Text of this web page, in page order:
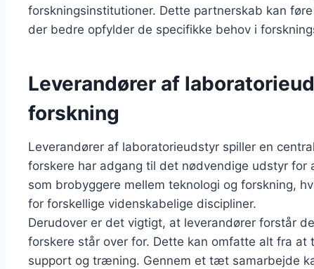
forskningsinstitutioner. Dette partnerskab kan
der bedre opfylder de specifikke behov i
Leverandører af
forskning
Leverandører af laboratorieudstyr spiller en
forskere har adgang til det nødvendige udstyr
som brobyggere mellem teknologi og forskning,
for forskellige videnskabelige discipliner.
Derudover er det vigtigt, at leverandører forstår
forskere står over for. Dette kan omfatte alt fra
support og træning. Gennem et tæt samarbejde